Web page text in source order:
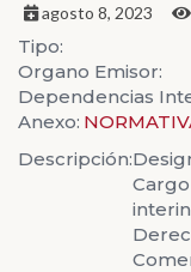
agosto 8, 2023
Tipo:
Organo Emisor:
Dependencias
Anexo:
Descripción: